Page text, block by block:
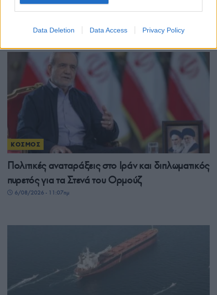
Data Deletion Data Access Privacy Policy
στη Λειψία
ΚΟΣΜΟΣ
Πολιτικές αναταράξεις στο Ιράν και διπλωματικός
πυρετός για τα Στενά του Ορμούζ
6/08/2026 - 11:07πμ